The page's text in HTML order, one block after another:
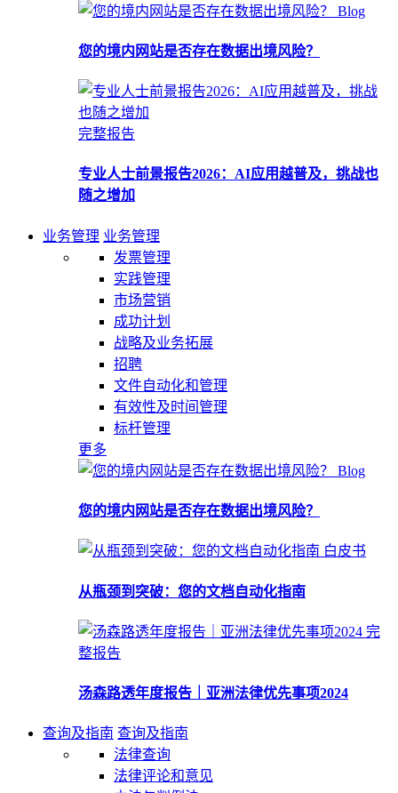
Blog
您的境内网站是否存在数据出境风险？
完整报告
专业人士前景报告2026：AI应用越普及，挑战也
随之增加
业务管理 业务管理
发票管理
实践管理
市场营销
成功计划
战略及业务拓展
招聘
文件自动化和管理
有效性及时间管理
标杆管理
更多
Blog
您的境内网站是否存在数据出境风险？
白皮书
从瓶颈到突破：您的文档自动化指南
完
整报告
汤森路透年度报告｜亚洲法律优先事项2024
查询及指南 查询及指南
法律查询
法律评论和意见